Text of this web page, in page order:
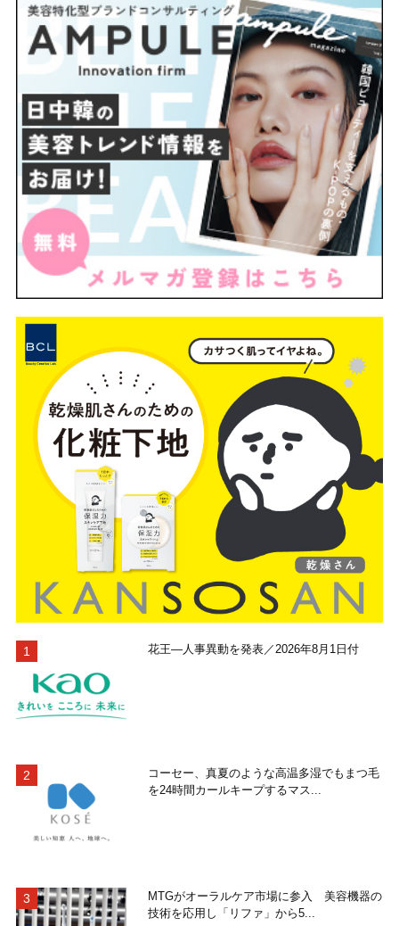
花王―人事異動を発表／2026年8月1日付
コーセー、真夏のような高温多湿でもまつ毛
を24時間カールキープするマス...
MTGがオーラルケア市場に参入 美容機器の
技術を応用し「リファ」から5...